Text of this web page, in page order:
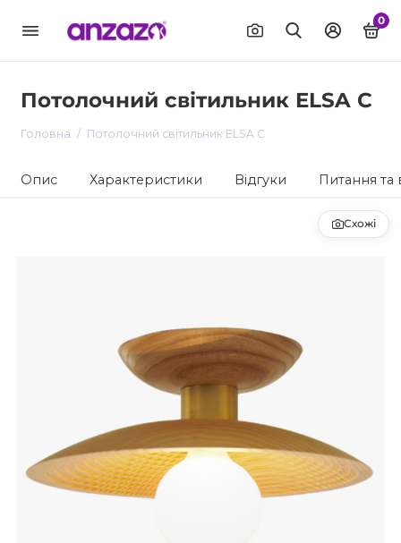
0
Потолочний світильник ELSA C
Головна Потолочний світильник ELSA C
Опис Характеристики Відгуки Питання та
Схожі